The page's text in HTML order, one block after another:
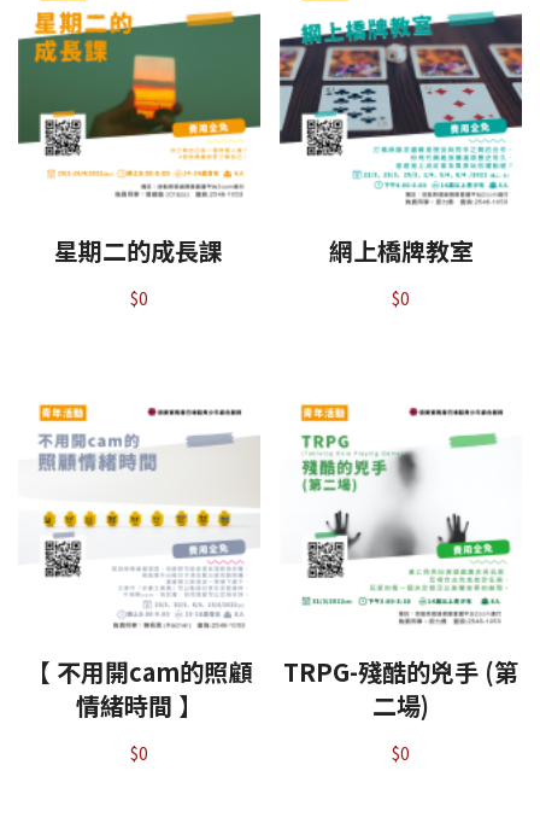
星期二的成長課
$0
網上橋牌教室
$0
【 不用開cam的照顧
情緒時間 】
$0
TRPG-殘酷的兇手 (第
二場)
$0